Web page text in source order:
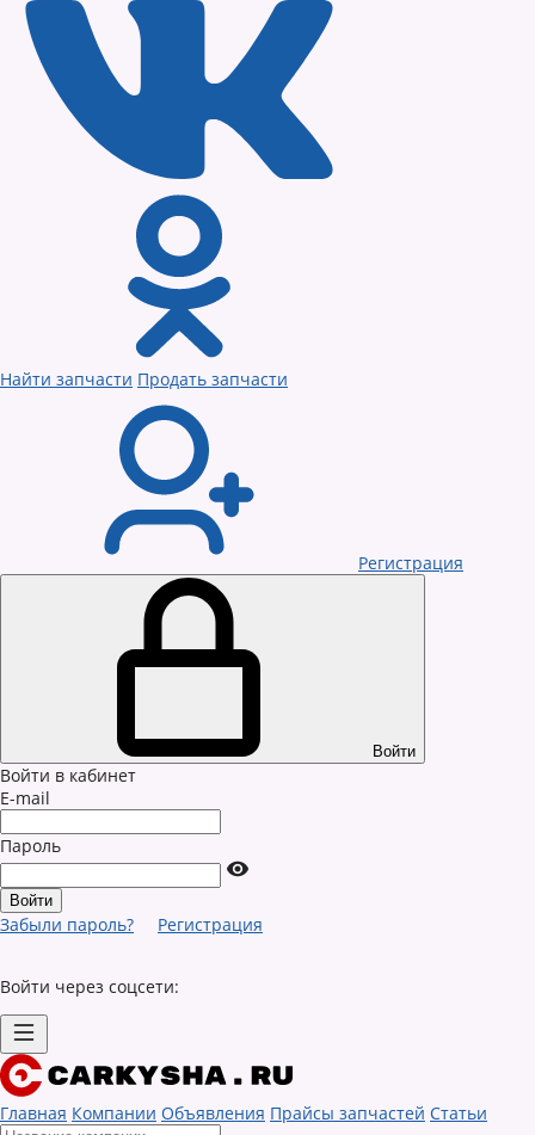
Найти запчасти Продать запчасти
Регистрация
Войти
Войти в кабинет
E-mail
Пароль
Забыли пароль? Регистрация
Войти через соцсети:
Главная Компании Объявления Прайсы запчастей Статьи